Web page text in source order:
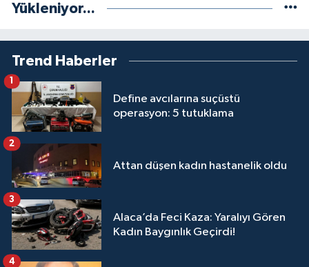
Yükleniyor...
Trend Haberler
Define avcılarına suçüstü
operasyon: 5 tutuklama
1
Attan düşen kadın hastanelik oldu
2
Alaca’da Feci Kaza: Yaralıyı Gören
Kadın Baygınlık Geçirdi!
3
4